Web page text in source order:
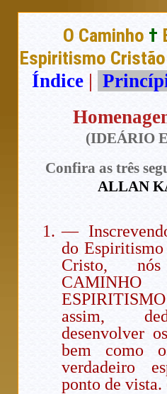
O Caminho †
Espiritismo
Índice |
(IDEÁRIO
Confira as três
ALLAN
—
do
Cristo,
assim,
desenvolver
bem como
verdadeiro
ponto de vista.